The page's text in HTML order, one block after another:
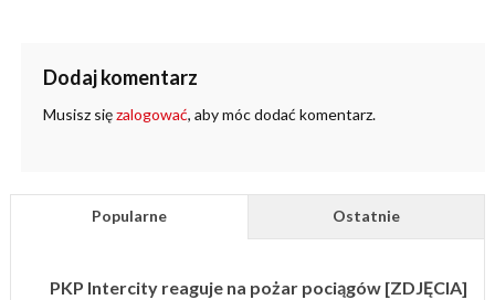
Dodaj komentarz
Musisz sięzalogować, aby móc dodać komentarz.
Popularne Ostatnie
PKP Intercity reaguje na pożar pociągów [ZDJĘCIA]